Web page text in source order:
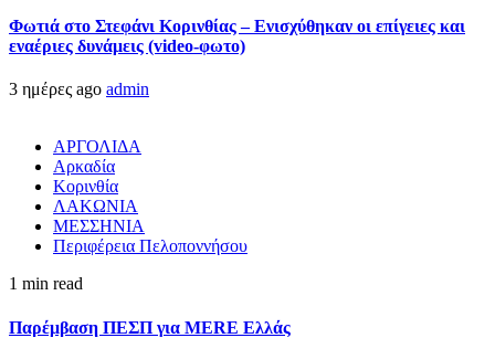
Φωτιά στο Στεφάνι Κορινθίας – Ενισχύθηκαν οι επίγειες και
εναέριες δυνάμεις (video-φωτο)
3 ημέρες ago admin
ΑΡΓΟΛΙΔΑ
Αρκαδία
Κορινθία
ΛΑΚΩΝΙΑ
ΜΕΣΣΗΝΙΑ
Περιφέρεια Πελοποννήσου
1 min read
Παρέμβαση ΠΕΣΠ για MERE Ελλάς